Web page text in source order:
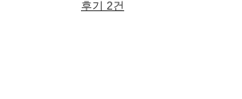
후기 2건